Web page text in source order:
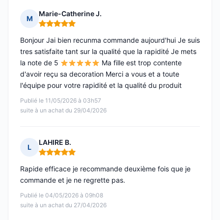
M
Marie-Catherine J.
Note : 5 sur 5
Publié le 11/05/2026 à 03h57
suite à un achat du 29/04/2026
Bonjour Jai bien recunma commande aujourd'hui Je suis
tres satisfaite tant sur la qualité que la rapidité Je mets
la note de 5
Ma fille est trop contente
d'avoir reçu sa decoration Merci a vous et a toute
l'équipe pour votre rapidité et la qualité du produit
L
LAHIRE B.
Note : 5 sur 5
Publié le 04/05/2026 à 09h08
suite à un achat du 27/04/2026
Rapide efficace je recommande deuxième fois que je
commande et je ne regrette pas.